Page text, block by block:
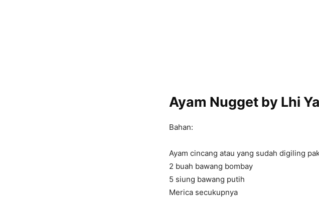
Ayam Nugget by Lhi Ya
Bahan:
Ayam cincang atau yang sudah digiling
2 buah bawang bombay
5 siung bawang putih
Merica secukupnya